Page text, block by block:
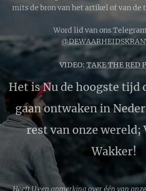
mits de bron van het artikel of van de
Word lid van ons
VIDEO: TAKE THE RED
Het is Nu de hoogste tijd
gaan ontwaken in
rest van onze wereld;
Wakker!
Heeft U een opmerking over één van